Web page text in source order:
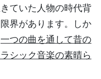
ていた人物の時代背
界があります。しか
一つの曲を通して昔の
シック音楽の素晴ら